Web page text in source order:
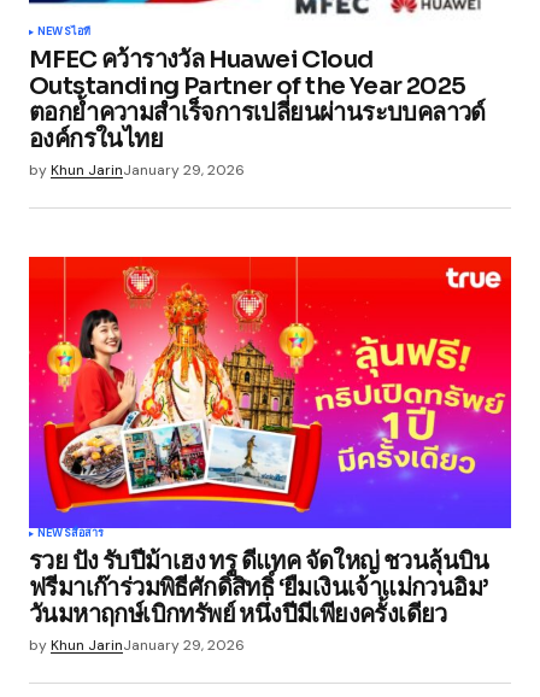
NEWSไอที
MFEC คว้ารางวัล Huawei Cloud
Outstanding Partner of the Year 2025
ตอกย้ำความสำเร็จการเปลี่ยนผ่านระบบคลาวด์
องค์กรในไทย
byKhun JarinJanuary 29, 2026
NEWSสื่อสาร
รวย ปัง รับปีม้าเฮง ทรู ดีแทค จัดใหญ่ ชวนลุ้นบิน
ฟรีมาเก๊าร่วมพิธีศักดิ์สิทธิ์ ‘ยืมเงินเจ้าแม่กวนอิม’
วันมหาฤกษ์เบิกทรัพย์ หนึ่งปีมีเพียงครั้งเดียว
byKhun JarinJanuary 29, 2026